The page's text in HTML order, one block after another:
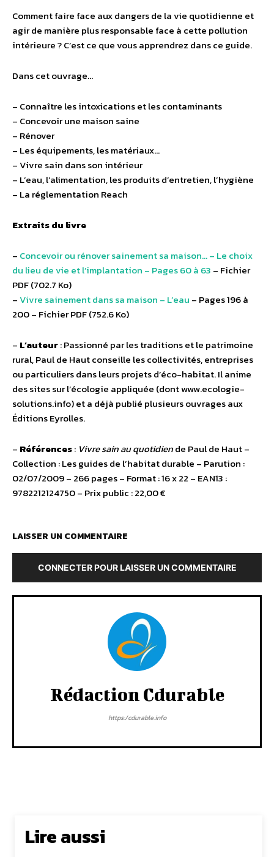
Comment faire face aux dangers de la vie quotidienne et
agir de manière plus responsable face à cette pollution
intérieure ? C’est ce que vous apprendrez dans ce guide.
Dans cet ouvrage…
– Connaître les intoxications et les contaminants
– Concevoir une maison saine
– Rénover
– Les équipements, les matériaux…
– Vivre sain dans son intérieur
– L’eau, l’alimentation, les produits d’entretien, l’hygiène
– La réglementation Reach
Extraits du livre
– Concevoir ou rénover sainement sa maison… – Le choix
du lieu de vie et l’implantation – Pages 60 à 63 – Fichier
PDF (702.7 Ko)
–Vivre sainement dans sa maison – L’eau – Pages 196 à
200 – Fichier PDF (752.6 Ko)
– L’auteur: Passionné par les traditions et le patrimoine
rural, Paul de Haut conseille les collectivités, entreprises
ou particuliers dans leurs projets d’éco-habitat. Il anime
des sites sur l’écologie appliquée (dont www.ecologie-
solutions.info) et a déjà publié plusieurs ouvrages aux
Éditions Eyrolles.
– Références: Vivre sain au quotidiende Paul de Haut –
Collection : Les guides de l’habitat durable – Parution :
02/07/2009 – 266 pages – Format : 16 x 22 – EAN13 :
9782212124750 – Prix public : 22,00 €
LAISSER UN COMMENTAIRE
CONNECTER POUR LAISSER UN COMMENTAIRE
Rédaction Cdurable
https:/cdurable.info
Lire aussi